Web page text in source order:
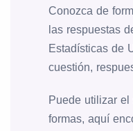
Conozca de
las respuestas
Estadísticas de
cuestión,
Puede utilizar
formas, aquí